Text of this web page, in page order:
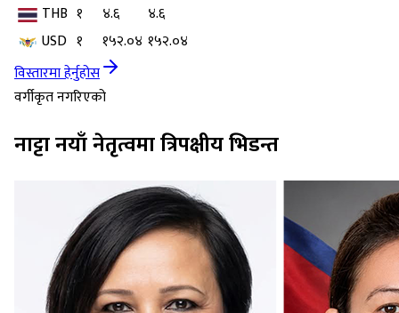
THB १ ४.६
४.६
USD १ १५२.०४ १५२.०४
विस्तारमा हेर्नुहोस
वर्गीकृत नगरिएको
नाट्टा नयाँ नेतृत्वमा त्रिपक्षीय भिडन्त